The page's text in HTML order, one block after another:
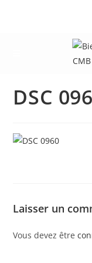
DSC
Laisser un
Vous devez être